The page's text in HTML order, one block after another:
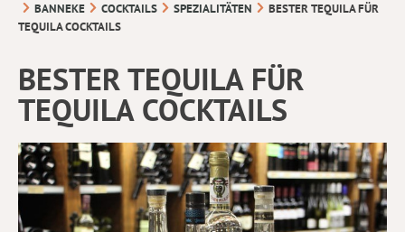
BANNEKE COCKTAILS SPEZIALITÄTEN
BESTER TEQUILA FÜR
TEQUILA COCKTAILS
BESTER TEQUILA FÜR
TEQUILA COCKTAILS